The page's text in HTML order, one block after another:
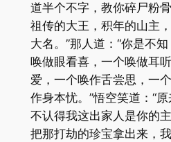
道半个不字，教你碎尸粉
祖传的大王，积年的山主
大名。”那人道：“你是不
唤做眼看喜，一个唤做耳
爱，一个唤作舌尝思，一
作身本忧。”悟空笑道：“
不认得我这出家人是你的
把那打劫的珍宝拿出来，